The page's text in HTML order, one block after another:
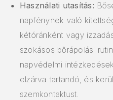
Használati utasítás:
napfénynek való
kétóránként vagy
szokásos bőrápolási
napvédelmi
elzárva tartandó, és
szemkontaktust.